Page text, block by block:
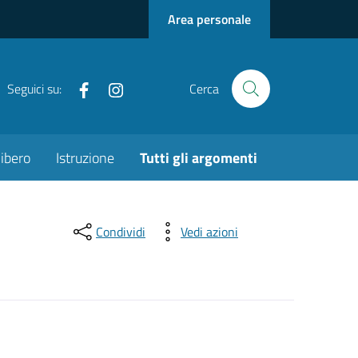
Area personale
Seguici su: FacebookInstagramCerca
Istruzione Tutti gli argomenti
Condividi Vedi azioni